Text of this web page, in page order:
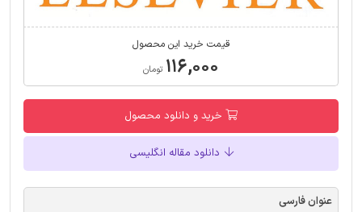
قیمت خرید این محصول
۱۱۶,۰۰۰ تومان
خرید و دانلود محصول
دانلود مقاله انگلیسی
عنوان فارسی